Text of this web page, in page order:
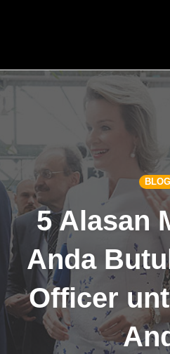
Skip
BLOG
5 Alasan
Anda
Officer